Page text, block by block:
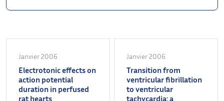
Janvier 2006
Electrotonic effects on
action potential
duration in perfused
rat hearts
Janvier 2006
Transition from
ventricular fibrillation
to ventricular
tachycardia: a